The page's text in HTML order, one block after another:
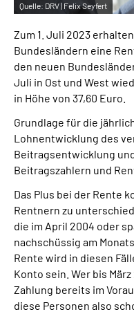
Quelle: DRV | Felix Seyfert
Zum 1. Juli 2023
Bundesländern eine
den neuen
Juli in Ost und West
in Höhe von 37,60 Euro.
Grundlage für die
Lohnentwicklung des
Beitragsentwicklung
Beitragszahlern und
Das Plus bei der Rente
Rentnern zu
die im April 2004 oder
nachschüssig am
Rente wird in diesen
Konto sein. Wer bis
Zahlung bereits im
diese Personen also